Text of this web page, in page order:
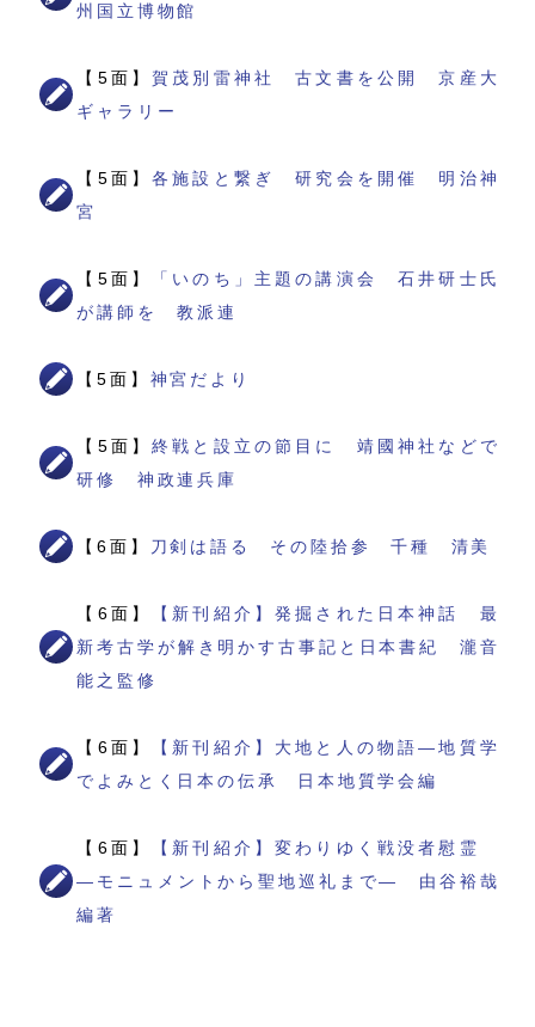
州国立博物館
【5面】賀茂別雷神社 古文書を公開 京産大
ギャラリー
【5面】各施設と繋ぎ 研究会を開催 明治神
宮
【5面】
「いのち」主題の講演会 石井研士氏
が講師を 教派連
【5面】 神宮だより
【5面】終戦と設立の節目に 靖國神社などで
研修 神政連兵庫
【6面】 刀剣は語る その陸拾参 千種 清美
【6面】
【新刊紹介】発掘された日本神話 最
新考古学が解き明かす古事記と日本書紀 瀧音
能之監修
【6面】
【新刊紹介】大地と人の物語―地質学
でよみとく日本の伝承 日本地質学会編
【6面】
【新刊紹介】変わりゆく戦没者慰霊
―モニュメントから聖地巡礼まで― 由谷裕哉
編著